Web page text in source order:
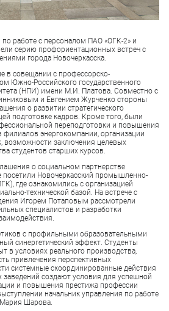
по работе с персоналом ПАО «ОГК-2» и
серию профориентационных встреч с
города Новочеркасска.
в совещании с профессорско-
Южно-Российского государственного
(НПИ) имени М.И. Платова. Совместно с
и Евгением Журченко стороны
о развитии стратегического
подготовке кадров. Кроме того, были
переподготовки и повышения
филиалов энергокомпании, организации
возможности заключения целевых
студентов старших курсов.
о социальном партнерстве
посетили Новочеркасский промышленно-
где ознакомились с организацией
технической базой. На встрече с
Игорем Потаповым рассмотрели
специалистов и разработки
с профильными образовательными
синергетический эффект. Студенты
в условиях реального производства,
привлечения перспективных
системные скоординированные действия
заведений создают условия для успешной
и повышения престижа профессии
начальник управления по работе
Шарова.